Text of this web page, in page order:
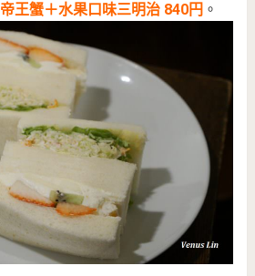
帝王蟹＋水果口味三明治 840円 。